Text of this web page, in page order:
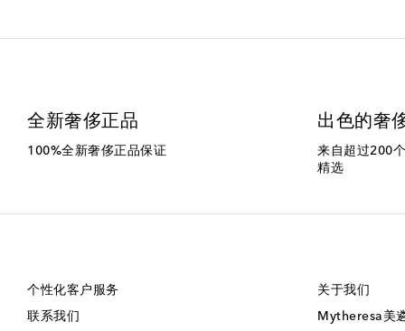
全新奢侈正品
100%全新奢侈正品保证
出色的奢
来自超过200
精选
个性化客户服务
联系我们
关于我们
Mytheresa美